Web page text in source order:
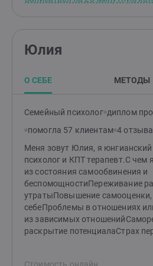
взрослым. Выступаю со
— мощный ресурс для
убеждена: перемены возможны
кризисы — это не конец, а
перезапуска.Давайте
поддержка, если вы хотите
консультацию. Мы вместе
помогут вам чувствовать себя
и счастливее.Буду рада
Юлия
О СЕБЕ МЕТОДЫ
Семейный психолог диплом
помогла 57 клиентам 4 отзыва
Меня зовут Юлия, я
психолог и КПТ терапевт.С чем
из состояния самообвинения и
беспомощностиПереживание
утратыПовышение самооценки,
себеПроблемы в отношениях
из зависимых
раскрытие потенциалаСтрах